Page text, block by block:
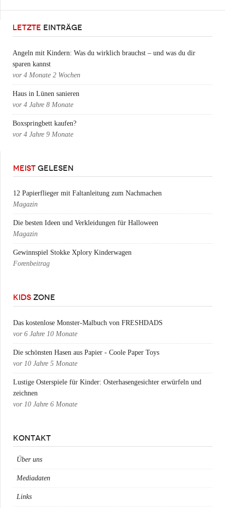
LETZTE EINTRÄGE
Angeln mit Kindern: Was du wirklich brauchst – und was du dir
sparen kannst
vor 4 Monate 2 Wochen
Haus in Lünen sanieren
vor 4 Jahre 8 Monate
Boxspringbett kaufen?
vor 4 Jahre 9 Monate
MEIST GELESEN
12 Papierflieger mit Faltanleitung zum Nachmachen
Magazin
Die besten Ideen und Verkleidungen für Halloween
Magazin
Gewinnspiel Stokke Xplory Kinderwagen
Forenbeitrag
KIDS ZONE
Das kostenlose Monster-Malbuch von FRESHDADS
vor 6 Jahre 10 Monate
Die schönsten Hasen aus Papier - Coole Paper Toys
vor 10 Jahre 5 Monate
Lustige Osterspiele für Kinder: Osterhasengesichter erwürfeln und
zeichnen
vor 10 Jahre 6 Monate
KONTAKT
Über uns
Mediadaten
Links